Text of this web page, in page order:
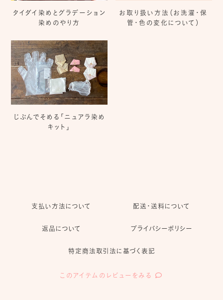
タイダイ染めとグラデーション
染めのやり方
お取り扱い方法（お洗濯・保
管・色の変化について）
じぶんでそめる「ニュアラ染め
キット」
支払い方法について 配送・送料について
返品について プライバシーポリシー
特定商法取引法に基づく表記
このアイテムのレビューをみる